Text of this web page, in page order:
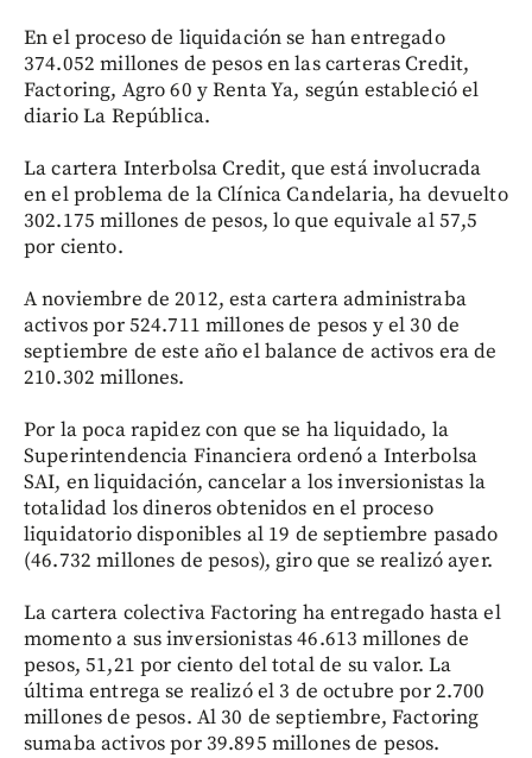
En el proceso de liquidación se han entregado
374.052 millones de pesos en las carteras Credit,
Factoring, Agro 60 y Renta Ya, según estableció el
diario La República.
La cartera Interbolsa Credit, que está involucrada
en el problema de la Clínica Candelaria, ha devuelto
302.175 millones de pesos, lo que equivale al 57,5
por ciento.
A noviembre de 2012, esta cartera administraba
activos por 524.711 millones de pesos y el 30 de
septiembre de este año el balance de activos era de
210.302 millones.
Por la poca rapidez con que se ha liquidado, la
Superintendencia Financiera ordenó a Interbolsa
SAI, en liquidación, cancelar a los inversionistas la
totalidad los dineros obtenidos en el proceso
liquidatorio disponibles al 19 de septiembre pasado
(46.732 millones de pesos), giro que se realizó ayer.
La cartera colectiva Factoring ha entregado hasta el
momento a sus inversionistas 46.613 millones de
pesos, 51,21 por ciento del total de su valor. La
última entrega se realizó el 3 de octubre por 2.700
millones de pesos. Al 30 de septiembre, Factoring
sumaba activos por 39.895 millones de pesos.